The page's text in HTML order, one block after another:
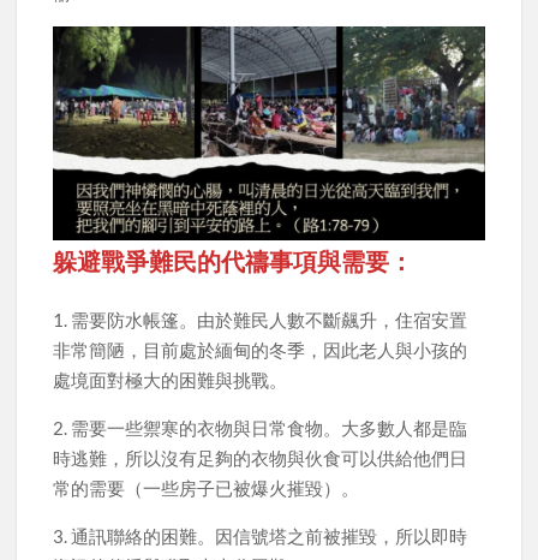
躲避戰爭難民的代禱事項與需要：
1. 需要防水帳篷。由於難民人數不斷飆升，住宿安置
非常簡陋，目前處於緬甸的冬季，因此老人與小孩的
處境面對極大的困難與挑戰。
2. 需要一些禦寒的衣物與日常食物。大多數人都是臨
時逃難，所以沒有足夠的衣物與伙食可以供給他們日
常的需要（一些房子已被爆火摧毀）。
3. 通訊聯絡的困難。因信號塔之前被摧毀，所以即時